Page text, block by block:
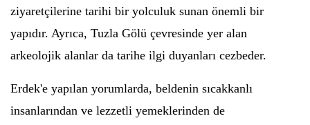
ziyaretçilerine tarihi bir yolculuk sunan önemli bir
yapıdır. Ayrıca, Tuzla Gölü çevresinde yer alan
arkeolojik alanlar da tarihe ilgi duyanları cezbeder.
Erdek'e yapılan yorumlarda, beldenin sıcakkanlı
insanlarından ve lezzetli yemeklerinden de